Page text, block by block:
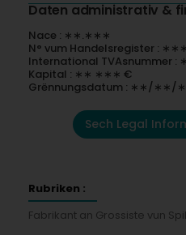
Daten administrativ &
Nace : ∗∗.∗∗∗
N° vum Handelsregister :
International
Kapital : ∗∗ ∗∗∗ €
Grënnungsdatum : ∗∗/∗∗/
Sech Legal
Rubriken :
Fabrikant an Grossiste vun